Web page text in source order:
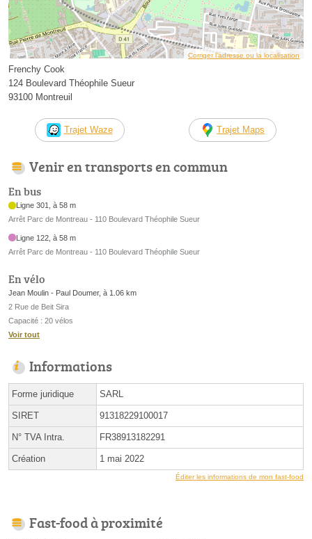
Corriger l’adresse ou la localisation
Frenchy Cook
124 Boulevard Théophile Sueur
93100 Montreuil
Trajet Waze Trajet Maps
Venir en transports en commun
En bus
Ligne 301, à 58 m
Arrêt Parc de Montreau - 110 Boulevard Théophile Sueur
Ligne 122, à 58 m
Arrêt Parc de Montreau - 110 Boulevard Théophile Sueur
En vélo
Jean Moulin - Paul Doumer, à 1.06 km
2 Rue de Beit Sira
Capacité : 20 vélos
Voir tout
Informations
Forme juridique SARL
SIRET 91318229100017
N° TVA Intra. FR38913182291
Création 1 mai 2022
Éditer les informations de mon fast-food
Fast-food à proximité